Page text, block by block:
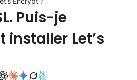
Puis-je
installer Let’s